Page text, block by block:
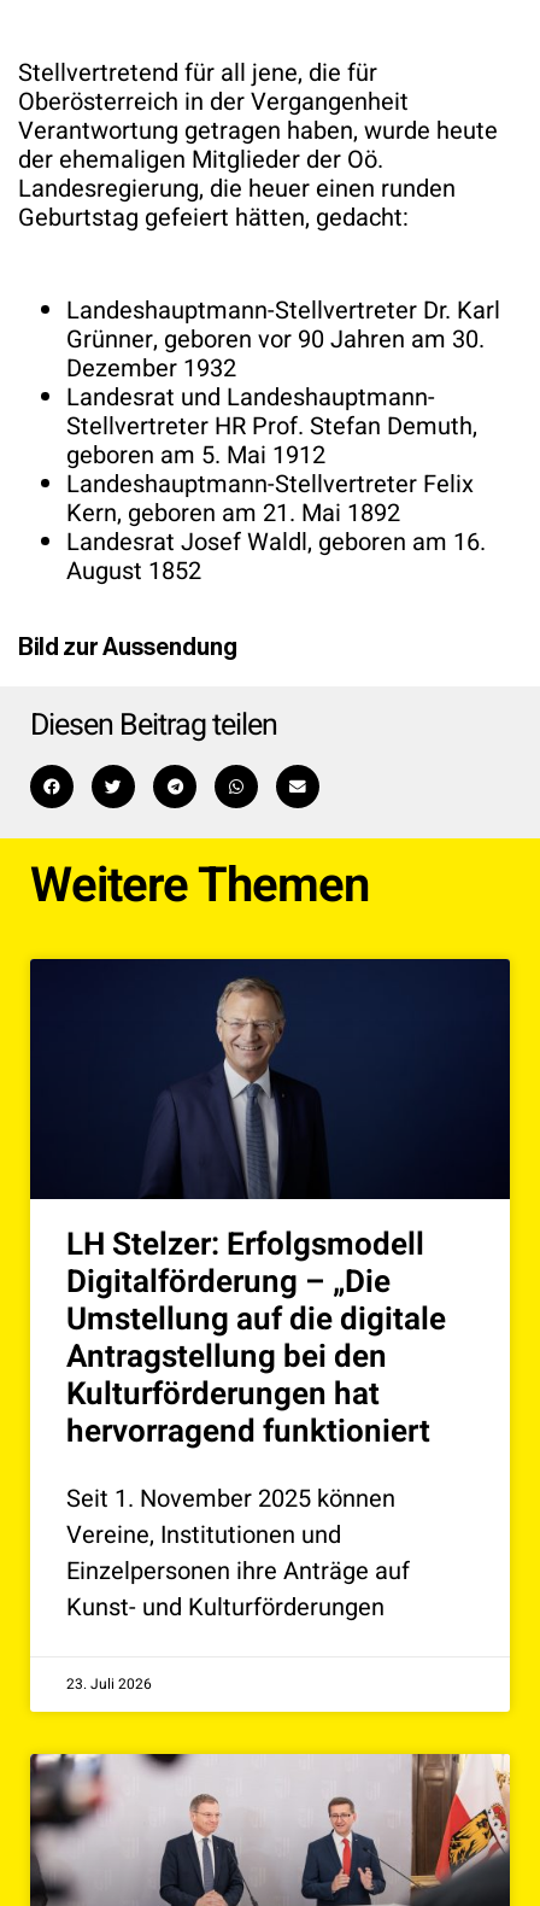
Stellvertretend für all jene, die für
Oberösterreich in der Vergangenheit
Verantwortung getragen haben, wurde heute
der ehemaligen Mitglieder der Oö.
Landesregierung, die heuer einen runden
Geburtstag gefeiert hätten, gedacht:
Landeshauptmann-Stellvertreter Dr. Karl
Grünner, geboren vor 90 Jahren am 30.
Dezember 1932
Landesrat und Landeshauptmann-
Stellvertreter HR Prof. Stefan Demuth,
geboren am 5. Mai 1912
Landeshauptmann-Stellvertreter Felix
Kern, geboren am 21. Mai 1892
Landesrat Josef Waldl, geboren am 16.
August 1852
Bild zur Aussendung
Diesen Beitrag teilen
Weitere Themen
LH Stelzer: Erfolgsmodell
Digitalförderung – „Die
Umstellung auf die digitale
Antragstellung bei den
Kulturförderungen hat
hervorragend funktioniert
Seit 1. November 2025 können
Vereine, Institutionen und
Einzelpersonen ihre Anträge auf
Kunst- und Kulturförderungen
23. Juli 2026